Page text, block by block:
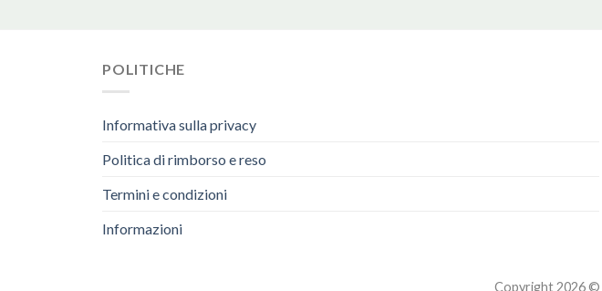
POLITICHE
Informativa sulla privacy
Politica di rimborso e reso
Termini e condizioni
Informazioni
Copyright 2026 ©